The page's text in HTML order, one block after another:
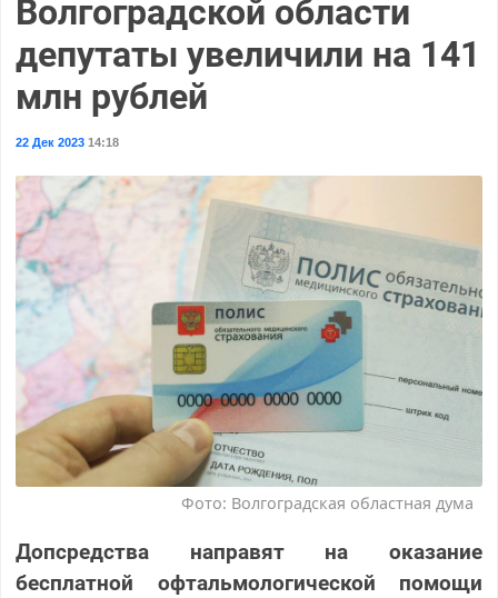
Волгоградской области
депутаты увеличили на 141
млн рублей
22 Дек 202314:18
Фото: Волгоградская областная дума
Допсредства направят на оказание
бесплатной офтальмологической помощи